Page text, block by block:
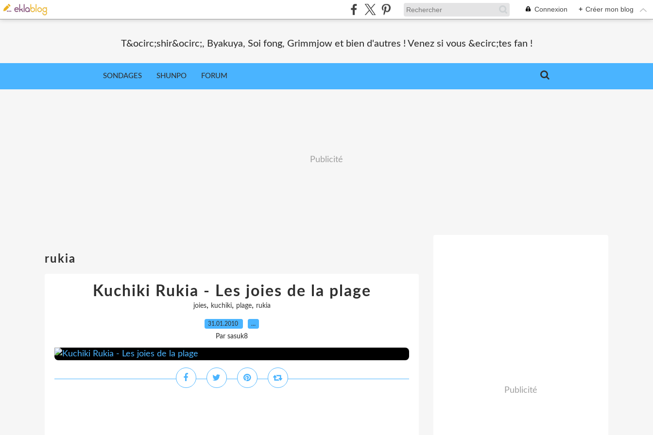
Connexion + Créer mon blog
T&ocirc;shir&ocirc;, Byakuya, Soi fong, Grimmjow et bien d'autres ! Venez si vous &ecirc;tes fan !
SONDAGES SHUNPO FORUM
Publicité
rukia
Kuchiki Rukia - Les joies de la plage
joies, kuchiki, plage, rukia
31.01.2010 …
Par sasuk8
Publicité